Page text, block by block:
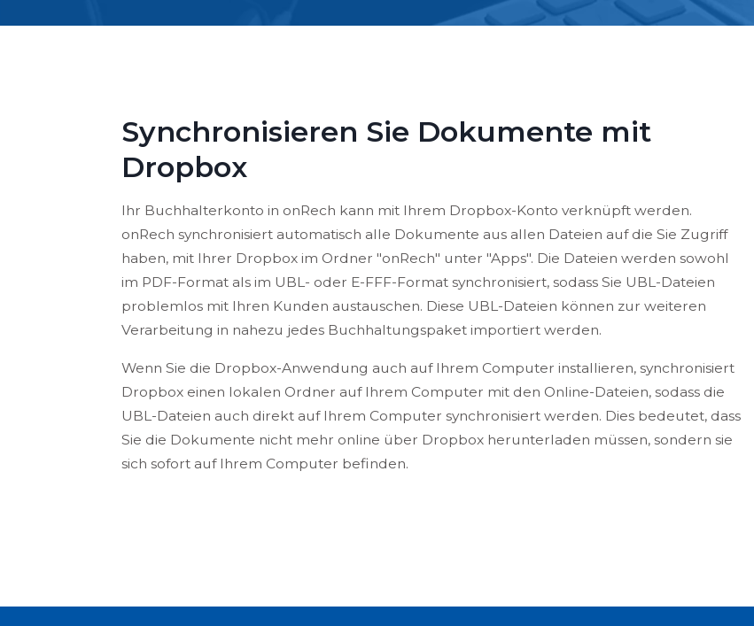
Synchronisieren Sie Dokumente mit
Dropbox
Ihr Buchhalterkonto in onRech kann mit Ihrem Dropbox-Konto verknüpft werden.
onRech synchronisiert automatisch alle Dokumente aus allen Dateien auf die Sie Zugriff
haben, mit Ihrer Dropbox im Ordner "onRech" unter "Apps". Die Dateien werden sowohl
im PDF-Format als im UBL- oder E-FFF-Format synchronisiert, sodass Sie UBL-Dateien
problemlos mit Ihren Kunden austauschen. Diese UBL-Dateien können zur weiteren
Verarbeitung in nahezu jedes Buchhaltungspaket importiert werden.
Wenn Sie die Dropbox-Anwendung auch auf Ihrem Computer installieren, synchronisiert
Dropbox einen lokalen Ordner auf Ihrem Computer mit den Online-Dateien, sodass die
UBL-Dateien auch direkt auf Ihrem Computer synchronisiert werden. Dies bedeutet, dass
Sie die Dokumente nicht mehr online über Dropbox herunterladen müssen, sondern sie
sich sofort auf Ihrem Computer befinden.